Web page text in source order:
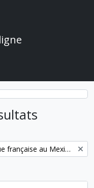
Mission archéologique et ethnologique française au Mexique